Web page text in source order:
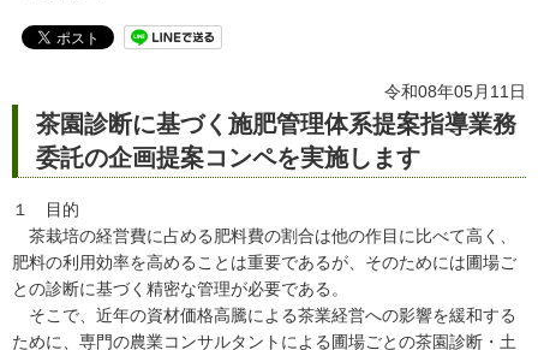
令和08年05月11日
茶園診断に基づく施肥管理体系提案指導業務
委託の企画提案コンペを実施します
１ 目的
茶栽培の経営費に占める肥料費の割合は他の作目に比べて高く、
肥料の利用効率を高めることは重要であるが、そのためには圃場ご
との診断に基づく精密な管理が必要である。
そこで、近年の資材価格高騰による茶業経営への影響を緩和する
ために、専門の農業コンサルタントによる圃場ごとの茶園診断・土